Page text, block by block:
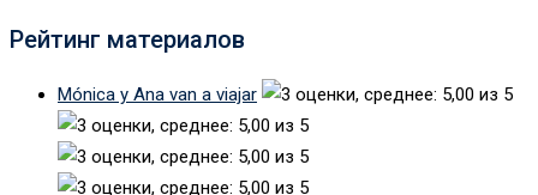
Рейтинг материалов
Mónica y Ana van a viajar